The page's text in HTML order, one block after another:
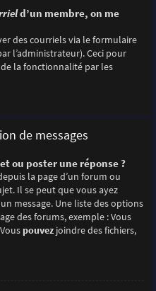
d’un membre, on me
des courriels via le formulaire
l’administrateur). Ceci pour
la fonctionnalité par les
de messages
ou poster une réponse ?
la page d’un forum ou
Il se peut que vous ayez
message. Une liste des options
des forums, exemple : Vous
pouvezjoindre des fichiers,